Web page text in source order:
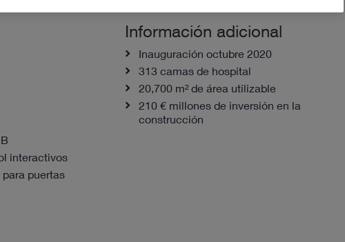
interactivos
puertas
Información adicional
Inauguración octubre 2020
313 camas de hospital
20,700 m² de área utilizable
210 € millones de inversión en la
construcción